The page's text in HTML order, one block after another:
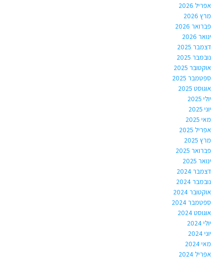
אפריל 2026
מרץ 2026
פברואר 2026
ינואר 2026
דצמבר 2025
נובמבר 2025
אוקטובר 2025
ספטמבר 2025
אוגוסט 2025
יולי 2025
יוני 2025
מאי 2025
אפריל 2025
מרץ 2025
פברואר 2025
ינואר 2025
דצמבר 2024
נובמבר 2024
אוקטובר 2024
ספטמבר 2024
אוגוסט 2024
יולי 2024
יוני 2024
מאי 2024
אפריל 2024